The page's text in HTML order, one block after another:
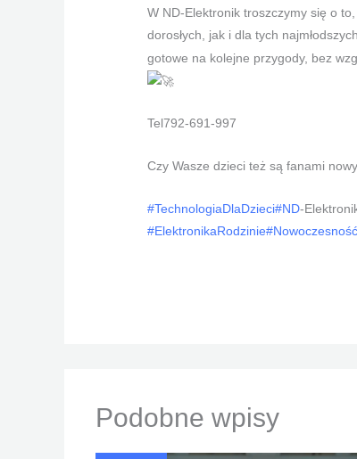
W ND-Elektronik troszczymy się o
dorosłych, jak i dla tych
gotowe na kolejne przygody, bez
Tel792-691-997
Czy Wasze dzieci też są fanami
#TechnologiaDlaDzieci#ND-
#ElektronikaRodzinie
Podobne wpisy